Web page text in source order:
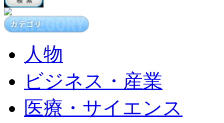
人物
ビジネス・産業
医療・サイエンス